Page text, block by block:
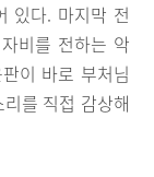
있다. 마지막 전
비를 전하는 악
이 바로 부처님
를 직접 감상해